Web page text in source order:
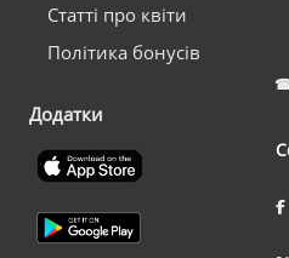
Статті про квіти
Політика бонусів
Додатки